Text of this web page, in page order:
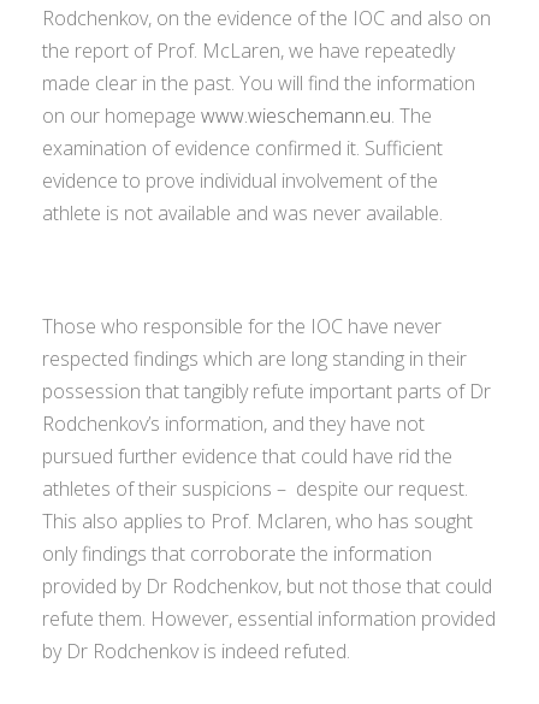
Rodchenkov, on the evidence of the IOC and also on
the report of Prof. McLaren, we have repeatedly
made clear in the past. You will find the information
on our homepage www.wieschemann.eu. The
examination of evidence confirmed it. Sufficient
evidence to prove individual involvement of the
athlete is not available and was never available.
Those who responsible for the IOC have never
respected findings which are long standing in their
possession that tangibly refute important parts of Dr
Rodchenkov’s information, and they have not
pursued further evidence that could have rid the
athletes of their suspicions – despite our request.
This also applies to Prof. Mclaren, who has sought
only findings that corroborate the information
provided by Dr Rodchenkov, but not those that could
refute them. However, essential information provided
by Dr Rodchenkov is indeed refuted.